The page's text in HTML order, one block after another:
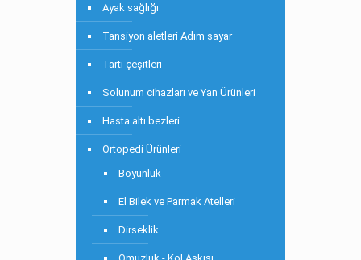
Ayak sağlığı
Tansiyon aletleri Adım sayar
Tartı çeşitleri
Solunum cihazları ve Yan Ürünleri
Hasta altı bezleri
Ortopedi Ürünleri
Boyunluk
El Bilek ve Parmak Atelleri
Dirseklik